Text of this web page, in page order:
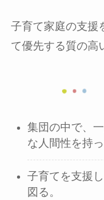
子育て家庭の支援
て優先する質の高
集団の中で、
な人間性を持
子育てを支援
図る。